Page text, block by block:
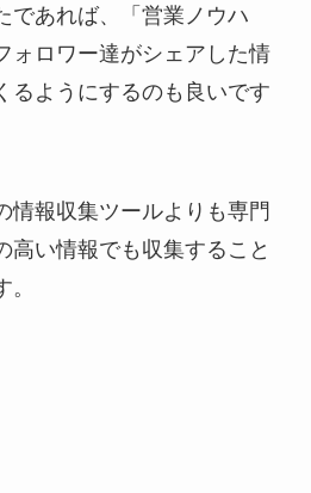
であれば、「営業ノウハ
ォロワー達がシェアした情
るようにするのも良いです
情報収集ツールよりも専門
高い情報でも収集すること